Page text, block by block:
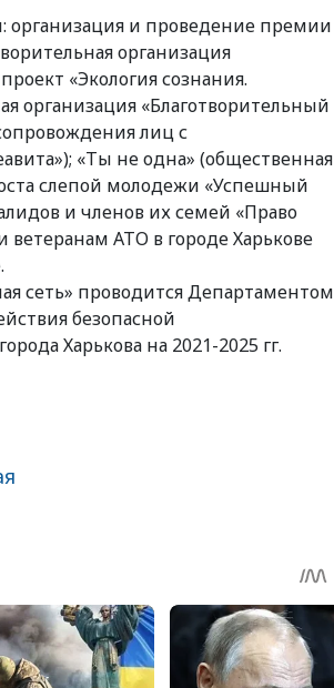
и проведение премии
организация
«Экология сознания.
организация «Благотворительный
лиц с
«Ты не одна» (общественная
слепой молодежи «Успешный
и членов их семей «Право
АТО в городе Харькове
сеть» проводится Департаментом
безопасной
Харькова на 2021-2025 гг.